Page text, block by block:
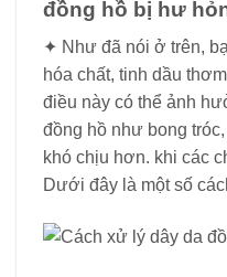
đồng hồ bị hư
✦ Như đã nói ở trên,
hóa chất, tinh dầu
điều này có thể ảnh
đồng hồ như bong
khó chịu hơn. khi các
Dưới đây là một số